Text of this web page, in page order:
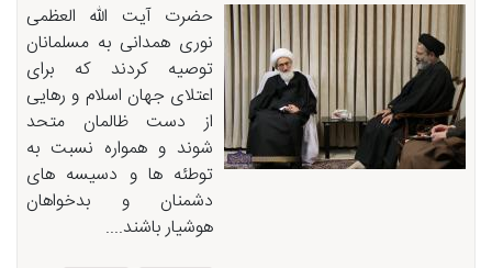
حضرت آیت الله العظمی
نوری همدانی به مسلمانان
توصیه کردند که برای
اعتلای جهان اسلام و رهایی
از دست ظالمان متحد
شوند و همواره نسبت به
توطئه ها و دسیسه های
دشمنان و بدخواهان
هوشیار باشند....